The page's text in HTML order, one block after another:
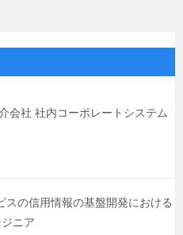
会社 社内コーポレートシステム
スの信用情報の基盤開発における
ニア